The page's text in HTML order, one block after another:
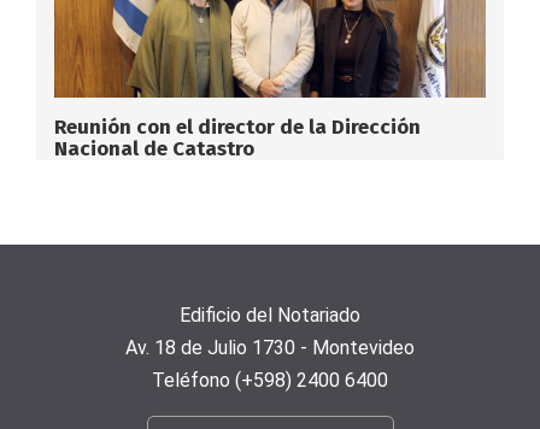
Reunión con el director de la Dirección
Nacional de Catastro
Edificio del Notariado
Av. 18 de Julio 1730 - Montevideo
Teléfono (+598) 2400 6400